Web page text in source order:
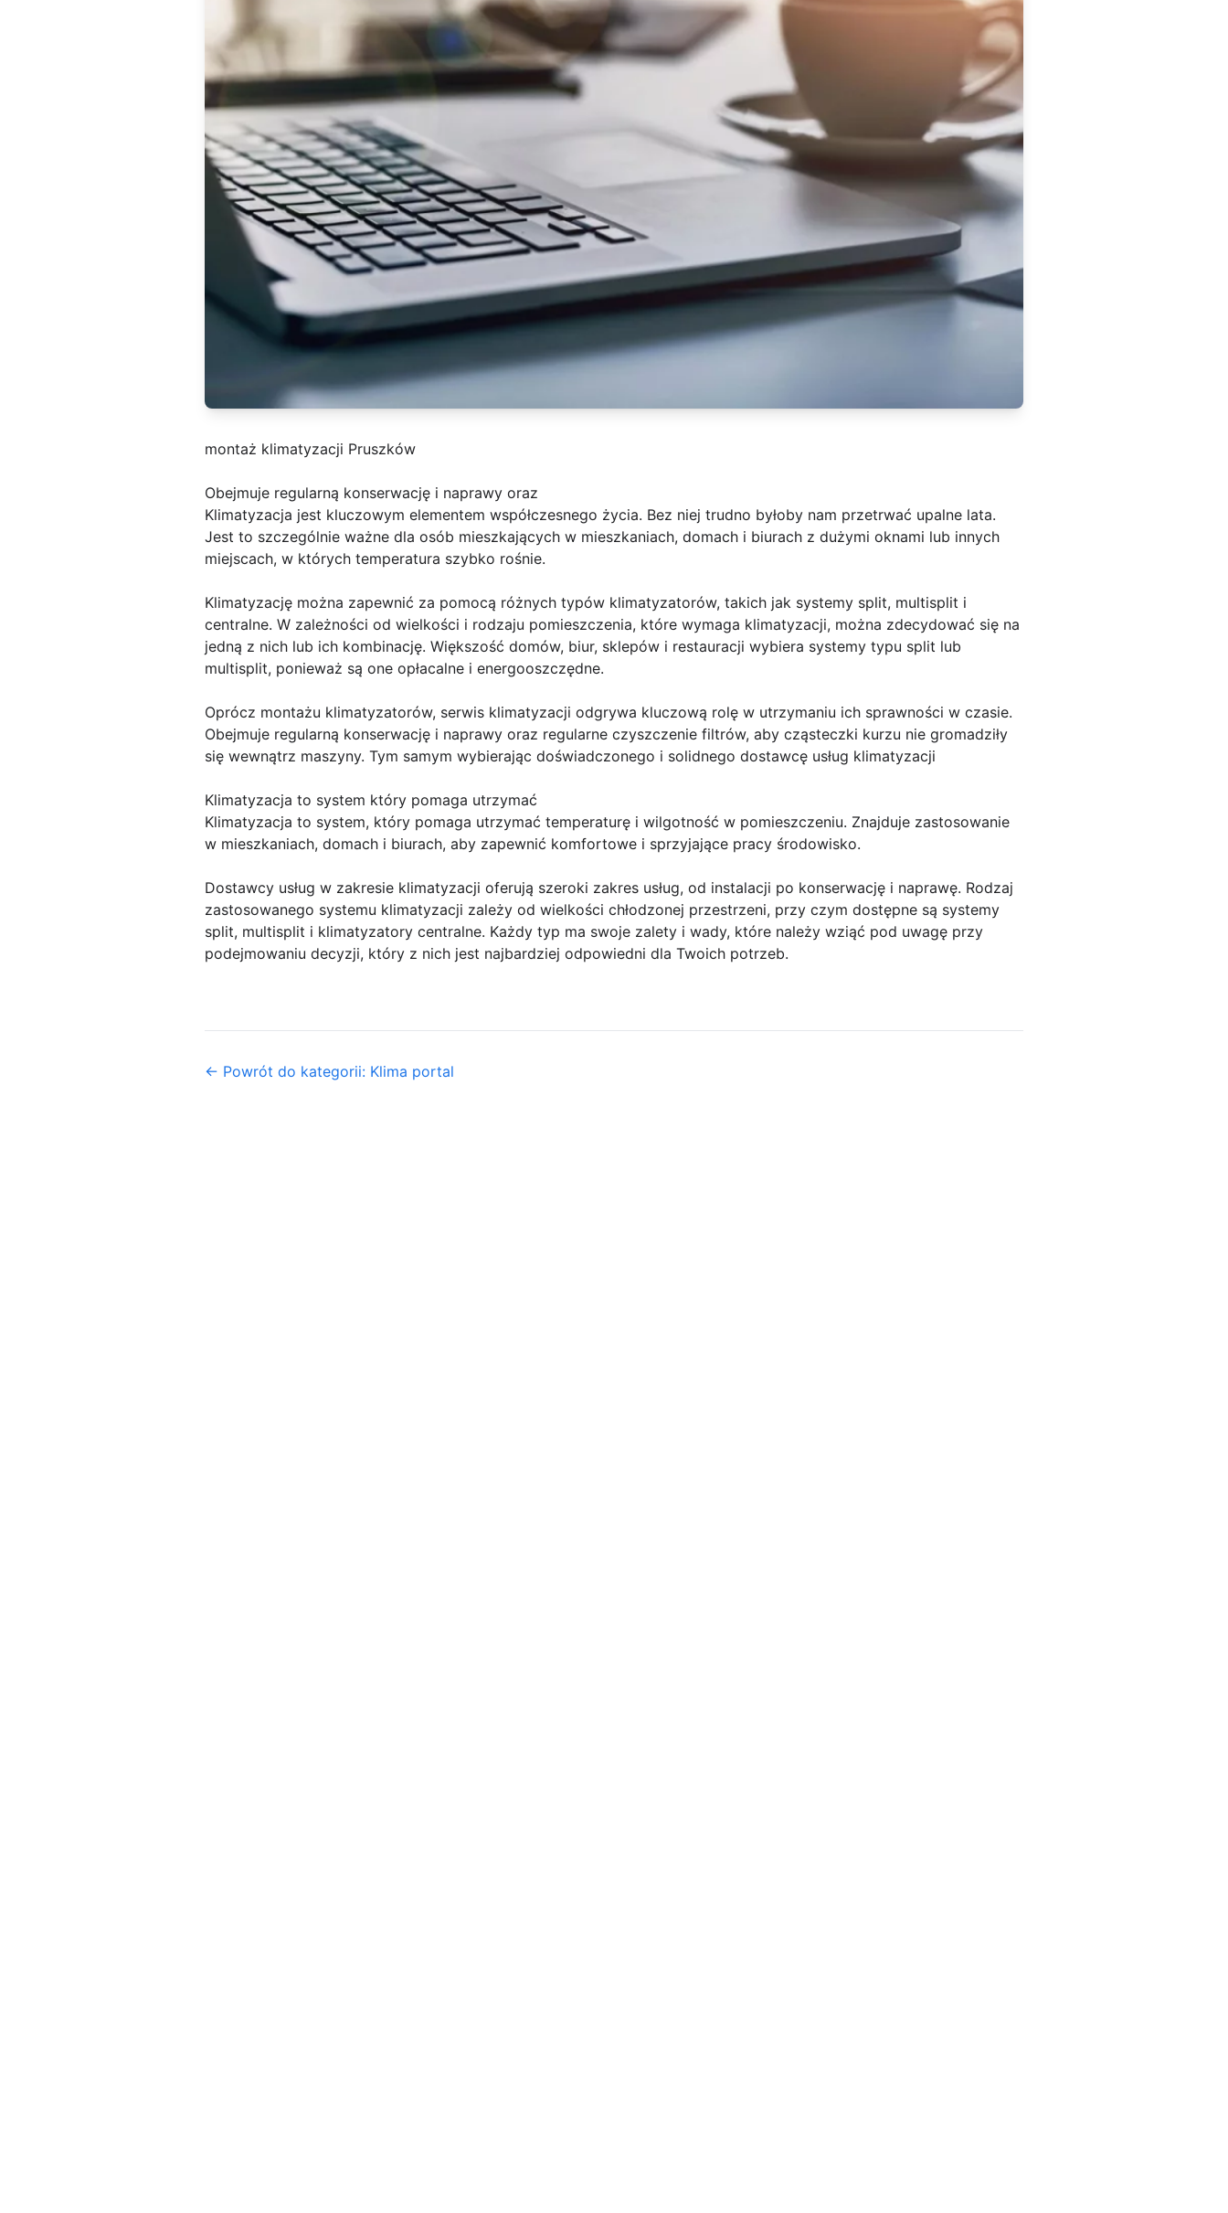
montaż klimatyzacji Pruszków
Obejmuje regularną konserwację i naprawy oraz
Klimatyzacja jest kluczowym elementem współczesnego życia. Bez niej trudno byłoby nam przetrwać upalne lata.
Jest to szczególnie ważne dla osób mieszkających w mieszkaniach, domach i biurach z dużymi oknami lub innych
miejscach, w których temperatura szybko rośnie.
Klimatyzację można zapewnić za pomocą różnych typów klimatyzatorów, takich jak systemy split, multisplit i
centralne. W zależności od wielkości i rodzaju pomieszczenia, które wymaga klimatyzacji, można zdecydować się na
jedną z nich lub ich kombinację. Większość domów, biur, sklepów i restauracji wybiera systemy typu split lub
multisplit, ponieważ są one opłacalne i energooszczędne.
Oprócz montażu klimatyzatorów, serwis klimatyzacji odgrywa kluczową rolę w utrzymaniu ich sprawności w czasie.
Obejmuje regularną konserwację i naprawy oraz regularne czyszczenie filtrów, aby cząsteczki kurzu nie gromadziły
się wewnątrz maszyny. Tym samym wybierając doświadczonego i solidnego dostawcę usług klimatyzacji
Klimatyzacja to system który pomaga utrzymać
Klimatyzacja to system, który pomaga utrzymać temperaturę i wilgotność w pomieszczeniu. Znajduje zastosowanie
w mieszkaniach, domach i biurach, aby zapewnić komfortowe i sprzyjające pracy środowisko.
Dostawcy usług w zakresie klimatyzacji oferują szeroki zakres usług, od instalacji po konserwację i naprawę. Rodzaj
zastosowanego systemu klimatyzacji zależy od wielkości chłodzonej przestrzeni, przy czym dostępne są systemy
split, multisplit i klimatyzatory centralne. Każdy typ ma swoje zalety i wady, które należy wziąć pod uwagę przy
podejmowaniu decyzji, który z nich jest najbardziej odpowiedni dla Twoich potrzeb.
← Powrót do kategorii: Klima portal